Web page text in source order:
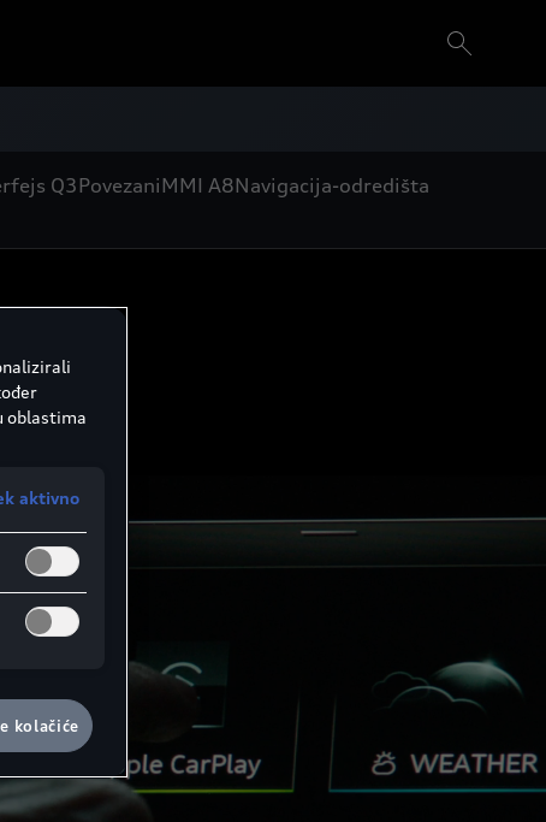
Q3PovezaniMMI A8Navigacija-odredišta
oblastima
aktivno
kolačiće